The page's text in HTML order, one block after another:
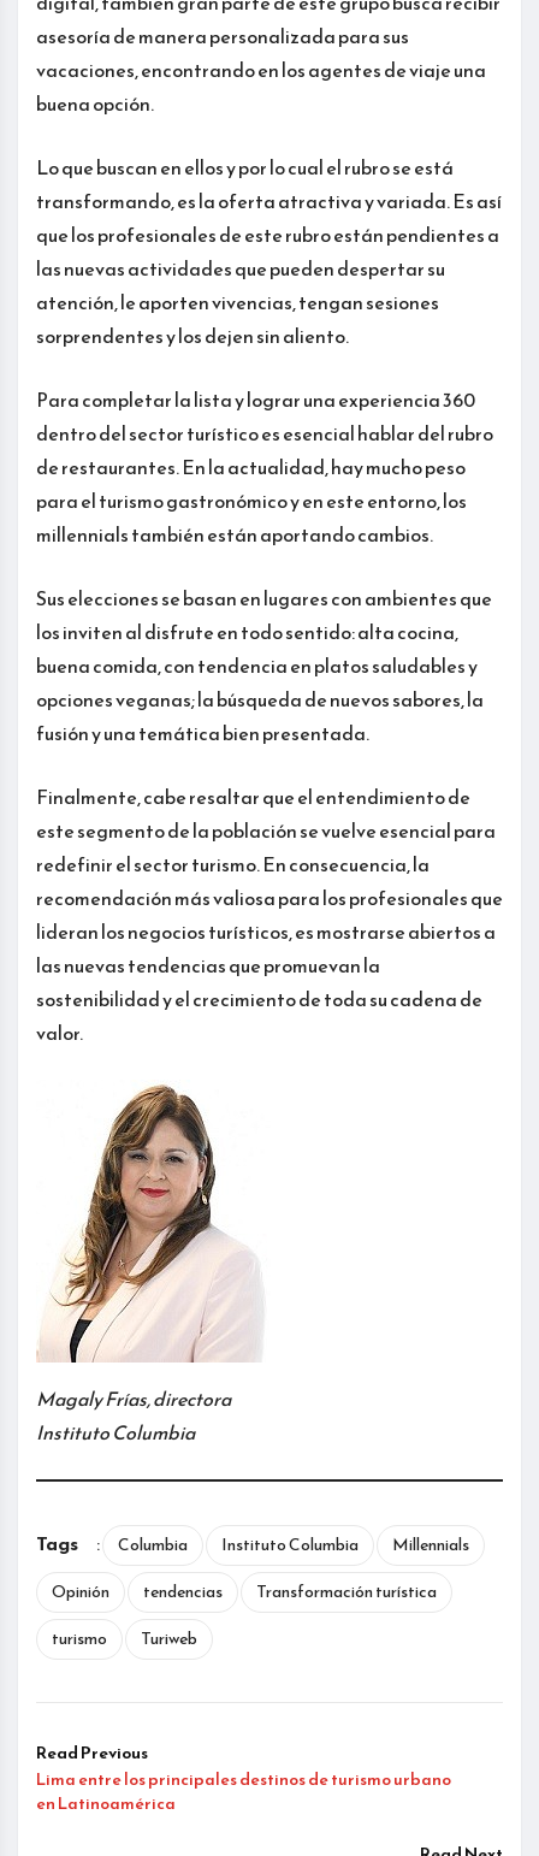
asesoría de manera personalizada para sus
vacaciones, encontrando en los agentes de viaje una
buena opción.
Lo que buscan en ellos y por lo cual el rubro se está
transformando, es la oferta atractiva y variada. Es así
que los profesionales de este rubro están pendientes a
las nuevas actividades que pueden despertar su
atención, le aporten vivencias, tengan sesiones
sorprendentes y los dejen sin aliento.
Para completar la lista y lograr una experiencia 360
dentro del sector turístico es esencial hablar del rubro
de restaurantes. En la actualidad, hay mucho peso
para el turismo gastronómico y en este entorno, los
millennials también están aportando cambios.
Sus elecciones se basan en lugares con ambientes que
los inviten al disfrute en todo sentido: alta cocina,
buena comida, con tendencia en platos saludables y
opciones veganas; la búsqueda de nuevos sabores, la
fusión y una temática bien presentada.
Finalmente, cabe resaltar que el entendimiento de
este segmento de la población se vuelve esencial para
redefinir el sector turismo. En consecuencia, la
recomendación más valiosa para los profesionales que
lideran los negocios turísticos, es mostrarse abiertos a
las nuevas tendencias que promuevan la
sostenibilidad y el crecimiento de toda su cadena de
valor.
Magaly Frías, directora
Instituto Columbia
Tags : Columbia Instituto Columbia
Millennials
Opinión
tendencias
Transformación turística
turismo
Turiweb
Read Previous
Lima entre los principales destinos de turismo urbano
en Latinoamérica